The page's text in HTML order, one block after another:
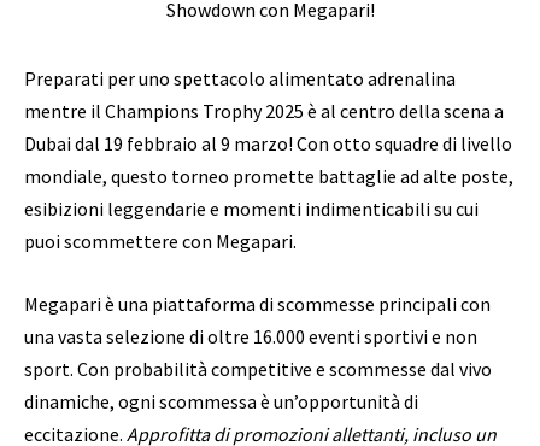
Preparati per uno spettacolo alimentato adrenalina
mentre il Champions Trophy 2025 è al centro della scena a
Dubai dal 19 febbraio al 9 marzo! Con otto squadre di livello
mondiale, questo torneo promette battaglie ad alte poste,
esibizioni leggendarie e momenti indimenticabili su cui
puoi scommettere con Megapari.
Megapari è una piattaforma di scommesse principali con
una vasta selezione di oltre 16.000 eventi sportivi e non
sport. Con probabilità competitive e scommesse dal vivo
dinamiche, ogni scommessa è un’opportunità di
eccitazione. Approfitta di promozioni allettanti, incluso un